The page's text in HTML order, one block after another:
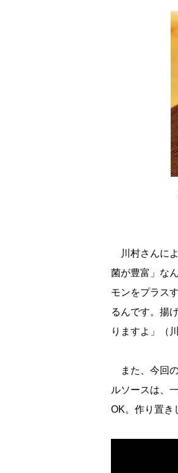
川村さんに
菌が豊富」な
モンをプラス
るんです。揚
りますよ」（
また、今回
ルソースは、
OK。作り置き